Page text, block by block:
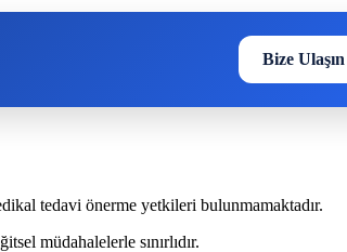
Bize Ulaşın
tedavi önerme yetkileri bulunmamaktadır.
müdahalelerle sınırlıdır.